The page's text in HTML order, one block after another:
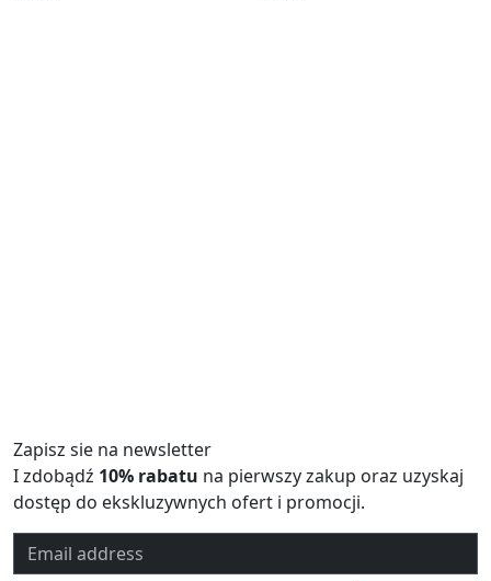
Zapisz sie na newsletter
I zdobądź 10% rabatu na pierwszy zakup oraz uzyskaj
dostęp do ekskluzywnych ofert i promocji.
Email address